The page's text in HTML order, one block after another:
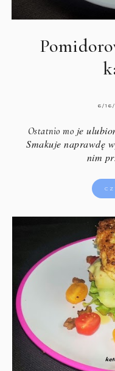
6/
Ostatnio mo je
Smakuje naprawdę
nim